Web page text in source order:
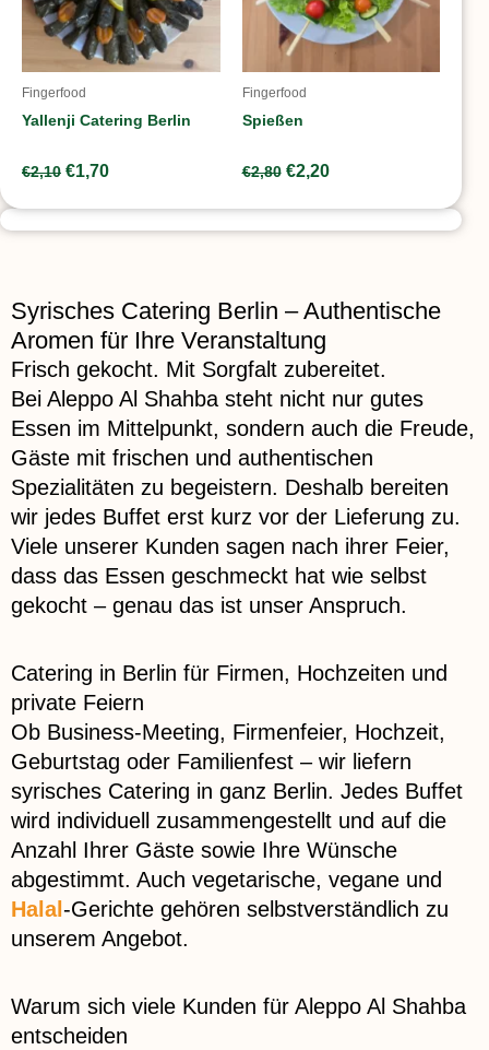
Fingerfood
Yallenji Catering Berlin
€2,10 €1,70
Fingerfood
Spießen
€2,80 €2,20
Syrisches Catering Berlin – Authentische
Aromen für Ihre Veranstaltung
Frisch gekocht. Mit Sorgfalt zubereitet.
Bei Aleppo Al Shahba steht nicht nur gutes
Essen im Mittelpunkt, sondern auch die Freude,
Gäste mit frischen und authentischen
Spezialitäten zu begeistern. Deshalb bereiten
wir jedes Buffet erst kurz vor der Lieferung zu.
Viele unserer Kunden sagen nach ihrer Feier,
dass das Essen geschmeckt hat wie selbst
gekocht – genau das ist unser Anspruch.
Catering in Berlin für Firmen, Hochzeiten und
private Feiern
Ob Business-Meeting, Firmenfeier, Hochzeit,
Geburtstag oder Familienfest – wir liefern
syrisches Catering in ganz Berlin. Jedes Buffet
wird individuell zusammengestellt und auf die
Anzahl Ihrer Gäste sowie Ihre Wünsche
abgestimmt. Auch vegetarische, vegane und
Halal -Gerichte gehören selbstverständlich zu
unserem Angebot.
Warum sich viele Kunden für Aleppo Al Shahba
entscheiden